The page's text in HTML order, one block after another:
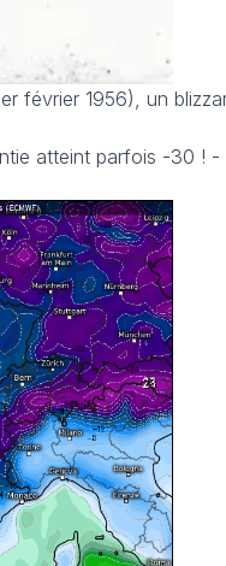
février 1956), un
atteint parfois -30 ! -